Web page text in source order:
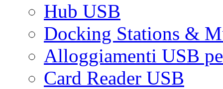
Hub USB
Docking Stations &
Alloggiamenti USB
Card Reader USB